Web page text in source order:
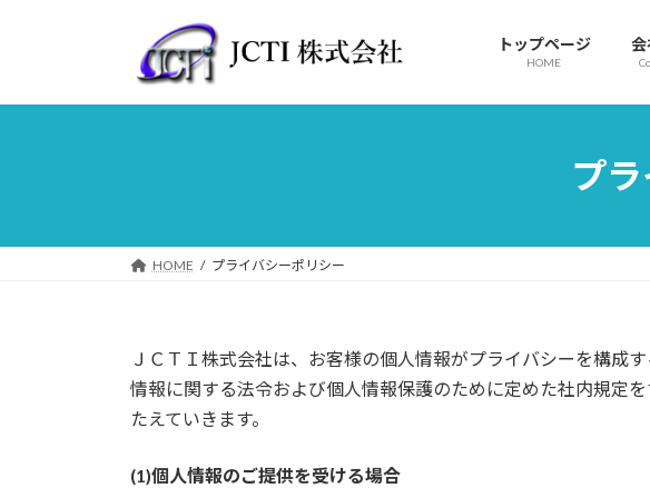
プ
動
トップページ
HOME
会
プ
HOME プライバシーポリシー
ＪＣＴＩ株式会社は、お客様の個人情報がプライバシーを構成
情報に関する法令および個人情報保護のために定めた社内規定
たえていきます。
(1)個人情報のご提供を受ける場合